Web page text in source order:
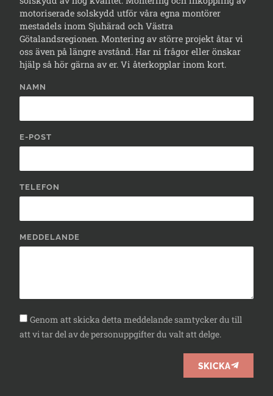
motoriserade solskydd utför våra egna montörer
mestadels inom Sjuhärad och Västra
Götalandsregionen. Montering av större projekt åtar vi
oss även på längre avstånd. Har ni frågor eller önskar
hjälp så hör gärna av er. Vi återkopplar inom kort.
NAMN
E-POST
TELEFON
MEDDELANDE
Genom att skicka detta meddelande samtycker du till
att vi tar del av de personuppgifter du valt att delge.
SKICKA